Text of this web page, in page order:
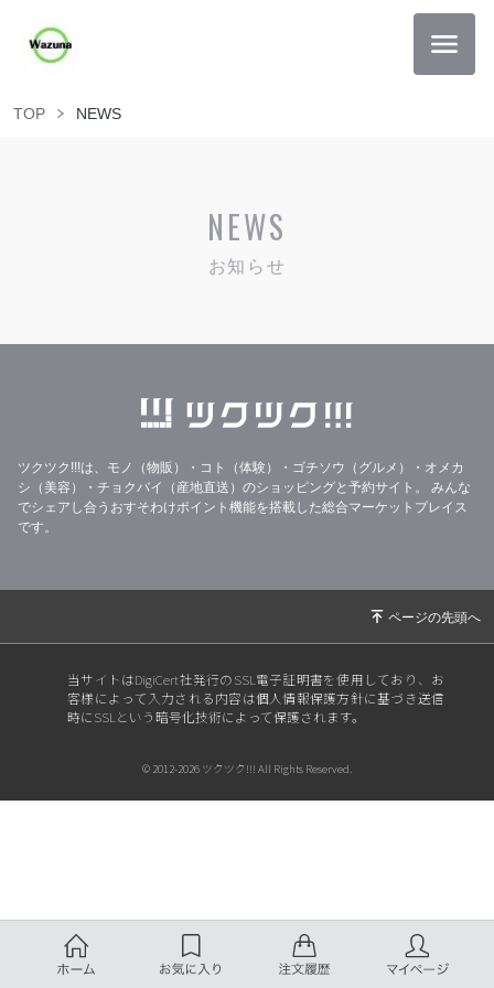
TOP NEWS
NEWS
お知らせ
ツクツク!!!は、モノ（物販）・コト（体験）・ゴチソウ（グルメ）・オメカ
シ（美容）・チョクバイ（産地直送）のショッピングと予約サイト。
みんな
でシェアし合うおすそわけポイント機能を搭載した総合マーケットプレイス
です。
当サイトはDigiCert社発行のSSL電子証明書を使用しており、お
客様によって入力される内容は個人情報保護方針に基づき送信
時にSSLという暗号化技術によって保護されます。
© 2012-2026 ツクツク!!! All Rights Reserved.